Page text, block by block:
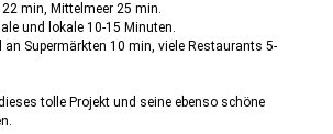
min, Mittelmeer 25 min.
und lokale 10-15 Minuten.
Supermärkten 10 min, viele Restaurants 5-
tolle Projekt und seine ebenso schöne